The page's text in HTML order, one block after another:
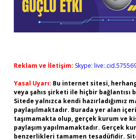
Reklam ve İletişim: Skype:
Yasal Uyarı: Bu internet sitesi,
veya şahıs şirketi ile hiçbir bağlantısı
Sitede yalnızca kendi hazırladığımız
paylaşılmaktadır. Burada yer alan
taşımamakta olup, gerçek kurum ve
paylaşım yapılmamaktadır. Gerçek
benzerlikleri tamamen tesadüfidir.